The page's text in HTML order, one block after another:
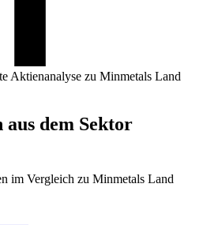
Aktienanalyse zu Minmetals Land
dem Sektor
im Vergleich zu Minmetals Land